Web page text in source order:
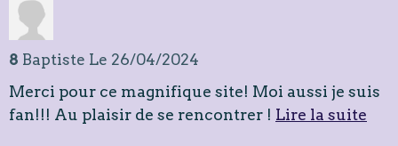
8 Baptiste Le 26/04/2024
Merci pour ce magnifique site! Moi aussi je suis
fan!!! Au plaisir de se rencontrer ! Lire la suite